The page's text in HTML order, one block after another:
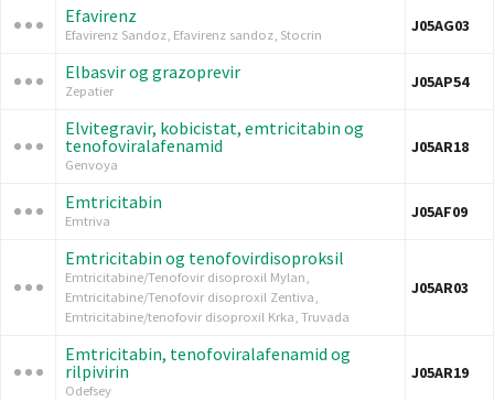
Efavirenz
Efavirenz Sandoz, Efavirenz sandoz, Stocrin J05AG03
Elbasvir og grazoprevir
Zepatier J05AP54
Elvitegravir, kobicistat, emtricitabin og
tenofoviralafenamid
Genvoya
J05AR18
Emtricitabin
Emtriva J05AF09
Emtricitabin og tenofovirdisoproksil
Emtricitabine/Tenofovir disoproxil Mylan,
Emtricitabine/Tenofovir disoproxil Zentiva,
Emtricitabine/tenofovir disoproxil Krka, Truvada
J05AR03
Emtricitabin, tenofoviralafenamid og
rilpivirin
Odefsey
J05AR19